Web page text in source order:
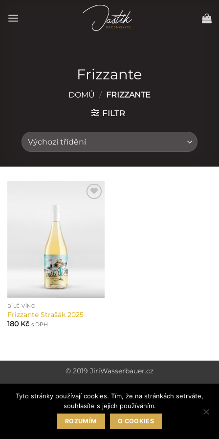
na
Frizzante
DOMŮ / FRIZZANTE
FILTR
BÍLÉ VÍNO
Frizzante Strašák 2025
180 Kč s DPH
© 2019 JiriWasserbauer.cz
Tyto stránky používají cookies. Tím, že na stránkách setrváte,
souhlasíte s jejich používáním.
ROZUMÍM O COOKIES